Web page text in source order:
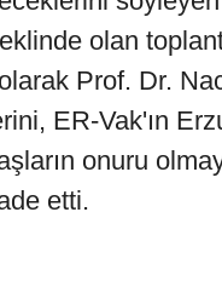
olan
Prof. Dr.
ER-Vak'ın
onuru
etti.